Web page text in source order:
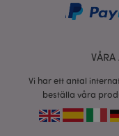
VÅRA
Vi har ett antal
beställa våra